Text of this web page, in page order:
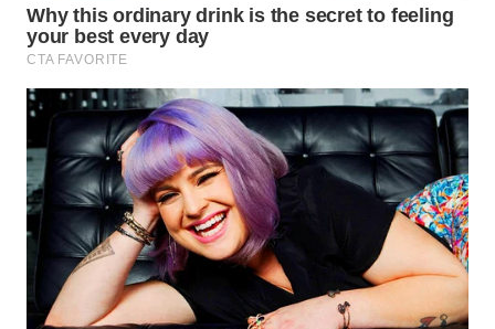
WN
BINJAI
WN
CIREBON
WN
INDRAMAYU
KUNINGAN